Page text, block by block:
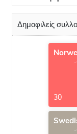
Δημοφιλείς
30